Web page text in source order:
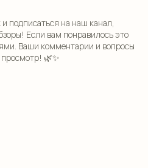
и подписаться на наш канал,
Если вам понравилось это
Ваши комментарии и вопросы
🌿✨